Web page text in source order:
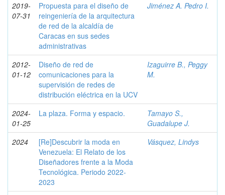
2019-
07-31
Propuesta para el diseño de
reingeniería de la arquitectura
de red de la alcaldía de
Caracas en sus sedes
administrativas
Jiménez A. Pedro I.
2012-
01-12
Diseño de red de
comunicaciones para la
supervisión de redes de
distribución eléctrica en la UCV
Izaguirre B., Peggy
M.
2024-
01-25
La plaza. Forma y espacio.
Tamayo S.,
Guadalupe J.
2024
[Re]Descubrir la moda en
Venezuela: El Relato de los
Diseñadores frente a la Moda
Tecnológica. Periodo 2022-
2023
Vásquez, Lindys